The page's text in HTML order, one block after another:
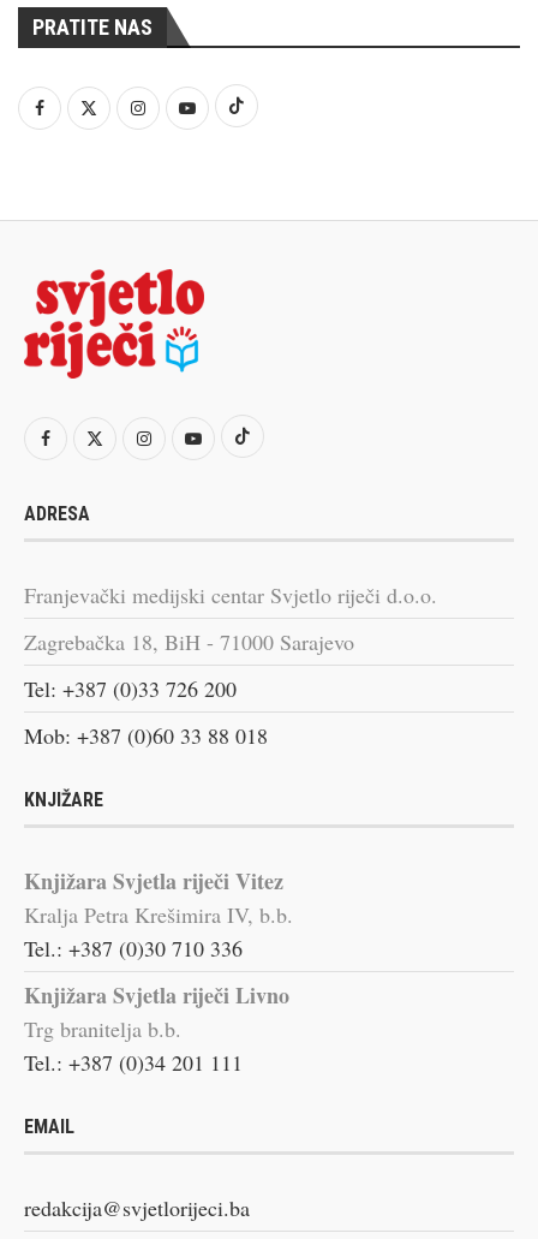
PRATITE NAS
ADRESA
Franjevački medijski centar Svjetlo riječi d.o.o.
Zagrebačka 18, BiH - 71000 Sarajevo
Tel: +387 (0)33 726 200
Mob: +387 (0)60 33 88 018
KNJIŽARE
Knjižara Svjetla riječi Vitez
Kralja Petra Krešimira IV, b.b.
Tel.: +387 (0)30 710 336
Knjižara Svjetla riječi Livno
Trg branitelja b.b.
Tel.: +387 (0)34 201 111
EMAIL
redakcija@svjetlorijeci.ba